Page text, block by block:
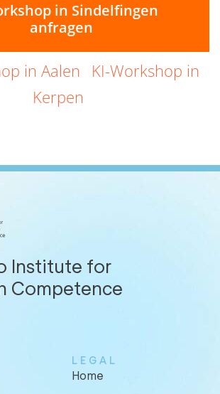
in Sindelfingen
anfragen
in Aalen
KI-Workshop in
Kerpen
Institute for
Competence
LEGAL
Home